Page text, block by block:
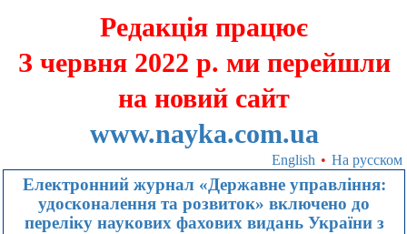
Редакція працює
З червня 2022 р. ми перейшли
на новий сайт
www.nayka.com.ua
English • На русском
Електронний журнал «Державне управління:
удосконалення та розвиток» включено до
переліку наукових фахових видань України з